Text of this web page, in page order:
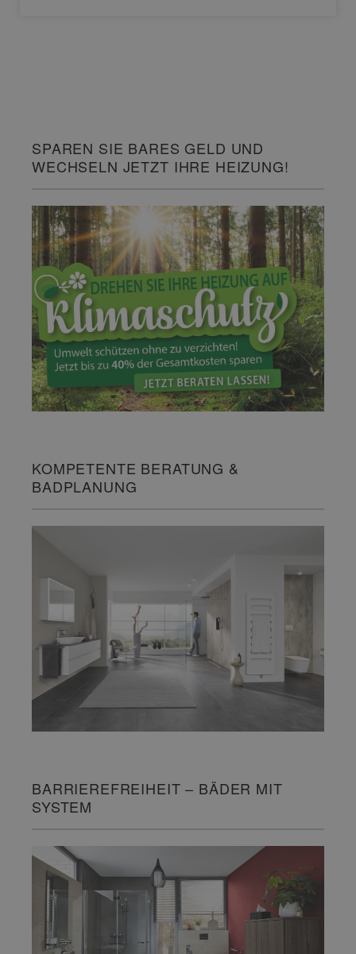
SPAREN SIE BARES GELD UND
WECHSELN JETZT IHRE HEIZUNG!
KOMPETENTE BERATUNG &
BADPLANUNG
BARRIEREFREIHEIT – BÄDER MIT
SYSTEM